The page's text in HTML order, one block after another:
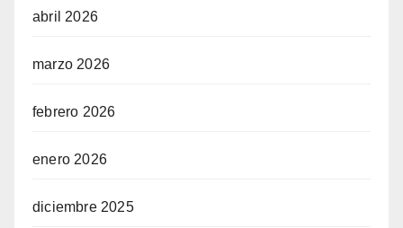
abril 2026
marzo 2026
febrero 2026
enero 2026
diciembre 2025